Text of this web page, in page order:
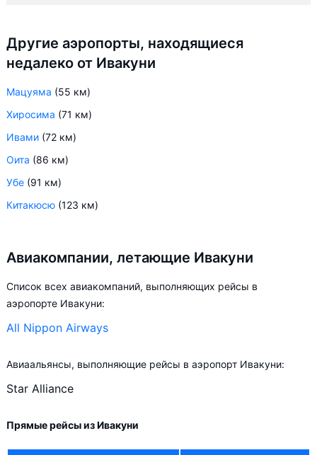
Другие аэропорты, находящиеся
недалеко от Ивакуни
Мацуяма (55 км)
Хиросима (71 км)
Ивами (72 км)
Оита (86 км)
Убе (91 км)
Китакюсю (123 км)
Авиакомпании, летающие Ивакуни
Список всех авиакомпаний, выполняющих рейсы в
аэропорте Ивакуни:
All Nippon Airways
Авиаальянсы, выполняющие рейсы в аэропорт Ивакуни:
Star Alliance
Прямые рейсы из Ивакуни